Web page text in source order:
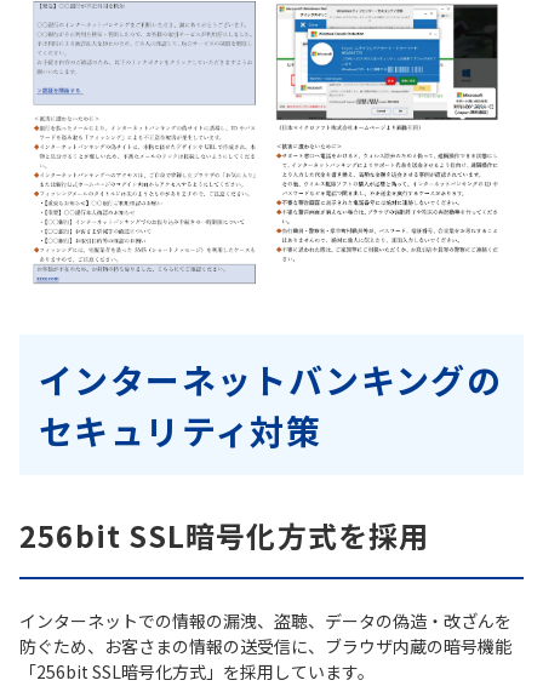
インターネットバンキングの
セキュリティ対策
256bit SSL暗号化方式を採用
インターネットでの情報の漏洩、盗聴、データの偽造・改ざんを
防ぐため、お客さまの情報の送受信に、ブラウザ内蔵の暗号機能
「256bit SSL暗号化方式」を採用しています。